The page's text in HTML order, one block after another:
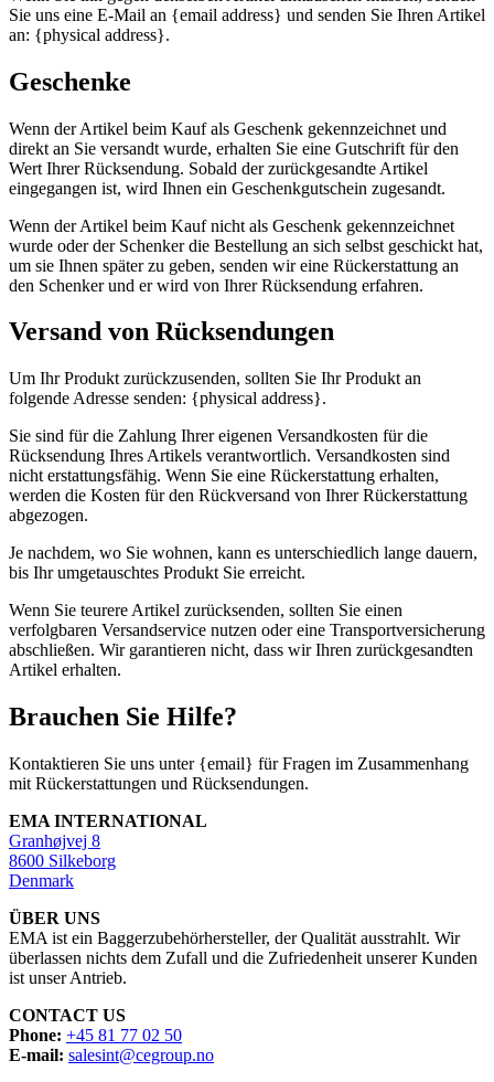
Sie uns eine E-Mail an {email address} und senden Sie Ihren Artikel
an: {physical address}.
Geschenke
Wenn der Artikel beim Kauf als Geschenk gekennzeichnet und
direkt an Sie versandt wurde, erhalten Sie eine Gutschrift für den
Wert Ihrer Rücksendung. Sobald der zurückgesandte Artikel
eingegangen ist, wird Ihnen ein Geschenkgutschein zugesandt.
Wenn der Artikel beim Kauf nicht als Geschenk gekennzeichnet
wurde oder der Schenker die Bestellung an sich selbst geschickt hat,
um sie Ihnen später zu geben, senden wir eine Rückerstattung an
den Schenker und er wird von Ihrer Rücksendung erfahren.
Versand von Rücksendungen
Um Ihr Produkt zurückzusenden, sollten Sie Ihr Produkt an
folgende Adresse senden: {physical address}.
Sie sind für die Zahlung Ihrer eigenen Versandkosten für die
Rücksendung Ihres Artikels verantwortlich. Versandkosten sind
nicht erstattungsfähig. Wenn Sie eine Rückerstattung erhalten,
werden die Kosten für den Rückversand von Ihrer Rückerstattung
abgezogen.
Je nachdem, wo Sie wohnen, kann es unterschiedlich lange dauern,
bis Ihr umgetauschtes Produkt Sie erreicht.
Wenn Sie teurere Artikel zurücksenden, sollten Sie einen
verfolgbaren Versandservice nutzen oder eine Transportversicherung
abschließen. Wir garantieren nicht, dass wir Ihren zurückgesandten
Artikel erhalten.
Brauchen Sie Hilfe?
Kontaktieren Sie uns unter {email} für Fragen im Zusammenhang
mit Rückerstattungen und Rücksendungen.
EMA INTERNATIONAL
Granhøjvej 8
8600 Silkeborg
Denmark
ÜBER UNS
EMA ist ein Baggerzubehörhersteller, der Qualität ausstrahlt. Wir
überlassen nichts dem Zufall und die Zufriedenheit unserer Kunden
ist unser Antrieb.
CONTACT US
Phone: +45 81 77 02 50
E-mail: salesint@cegroup.no